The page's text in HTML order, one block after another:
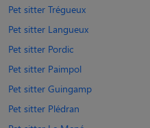
Pet sitter Trégueux
Pet sitter Langueux
Pet sitter Pordic
Pet sitter Paimpol
Pet sitter Guingamp
Pet sitter Plédran